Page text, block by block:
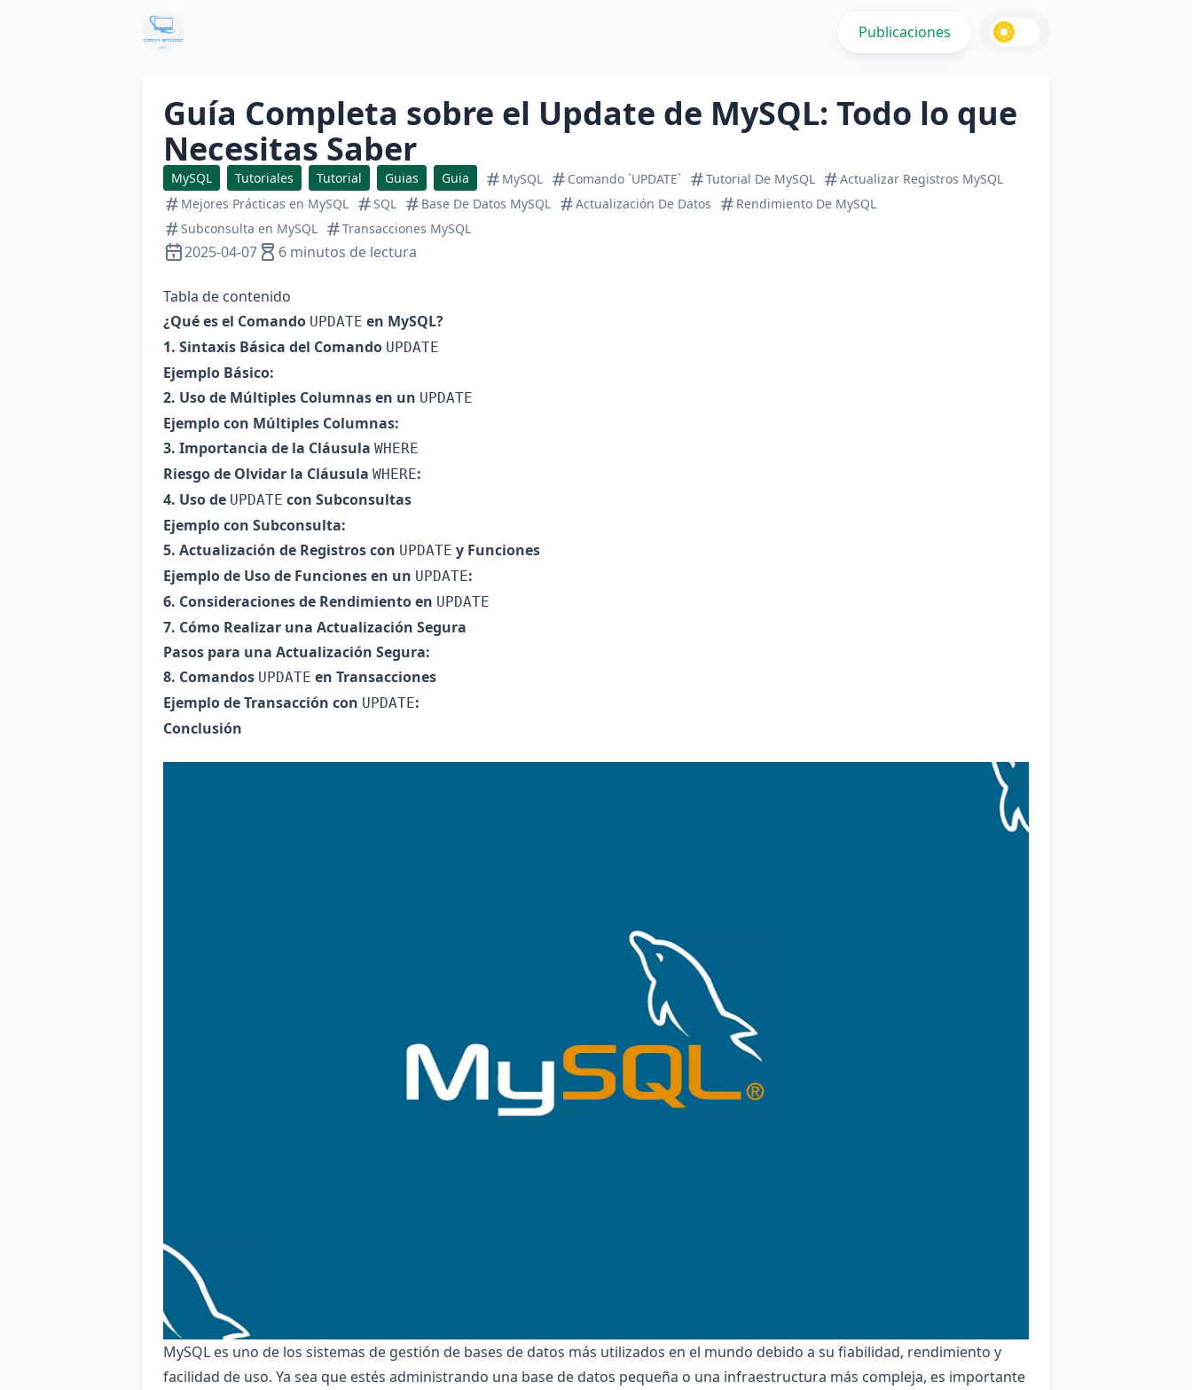
Publicaciones
Guía Completa sobre el Update de MySQL: Todo lo que
Necesitas Saber
MySQL Tutoriales Tutorial Guias Guia MySQL Comando `UPDATE` Tutorial De MySQL
Actualizar Registros MySQL
Mejores Prácticas en MySQL
SQL Base De Datos MySQL Actualización De Datos
Rendimiento De MySQL
Subconsulta en MySQL
Transacciones MySQL
2025-04-07 6 minutos de lectura
Tabla de contenido
¿Qué es el Comando UPDATE en MySQL?
1. Sintaxis Básica del Comando UPDATE
Ejemplo Básico:
2. Uso de Múltiples Columnas en un UPDATE
Ejemplo con Múltiples Columnas:
3. Importancia de la Cláusula WHERE
Riesgo de Olvidar la Cláusula WHERE:
4. Uso de UPDATE con Subconsultas
Ejemplo con Subconsulta:
5. Actualización de Registros con UPDATE y Funciones
Ejemplo de Uso de Funciones en un UPDATE:
6. Consideraciones de Rendimiento en UPDATE
7. Cómo Realizar una Actualización Segura
Pasos para una Actualización Segura:
8. Comandos UPDATE en Transacciones
Ejemplo de Transacción con UPDATE:
Conclusión
MySQL es uno de los sistemas de gestión de bases de datos más utilizados en el mundo debido a su fiabilidad, rendimiento y
facilidad de uso. Ya sea que estés administrando una base de datos pequeña o una infraestructura más compleja, es importante